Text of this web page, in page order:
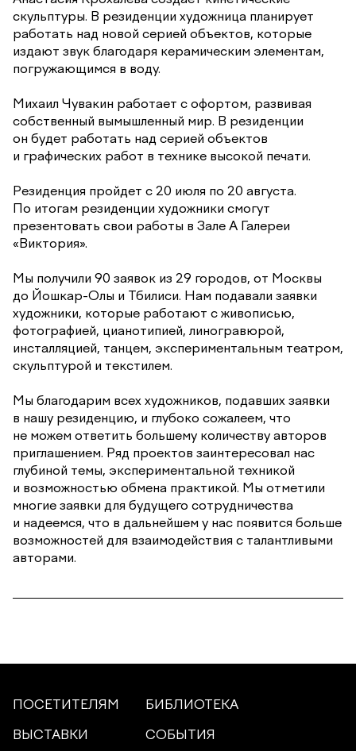
скульптуры. В резиденции художница планирует
работать над новой серией объектов, которые
издают звук благодаря керамическим элементам,
погружающимся в воду.
Михаил Чувакин работает с офортом, развивая
собственный вымышленный мир. В резиденции
он будет работать над серией объектов
и графических работ в технике высокой печати.
Резиденция пройдет с 20 июля по 20 августа.
По итогам резиденции художники смогут
презентовать свои работы в Зале А Галереи
«Виктория».
Мы получили 90 заявок из 29 городов, от Москвы
до Йошкар-Олы и Тбилиси. Нам подавали заявки
художники, которые работают с живописью,
фотографией, цианотипией, линогравюрой,
инсталляцией, танцем, экспериментальным театром,
скульптурой и текстилем.
Мы благодарим всех художников, подавших заявки
в нашу резиденцию, и глубоко сожалеем, что
не можем ответить большему количеству авторов
приглашением. Ряд проектов заинтересовал нас
глубиной темы, экспериментальной техникой
и возможностью обмена практикой. Мы отметили
многие заявки для будущего сотрудничества
и надеемся, что в дальнейшем у нас появится больше
возможностей для взаимодействия с талантливыми
авторами.
ПОСЕТИТЕЛЯМ
БИБЛИОТЕКА
ВЫСТАВКИ
СОБЫТИЯ